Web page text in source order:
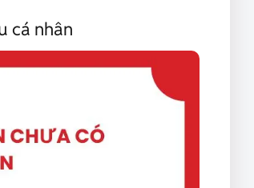
cá nhân